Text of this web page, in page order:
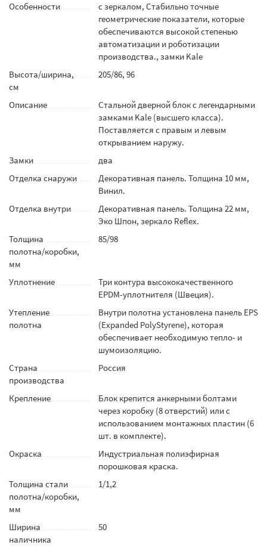
Особенности
с зеркалом, Стабильно точные
геометрические показатели, которые
обеспечиваются высокой степенью
автоматизации и роботизации
производства., замки Kale
Высота/ширина,
см
205/86, 96
Описание
Стальной дверной блок с легендарными
замками Kale (высшего класса).
Поставляется с правым и левым
открыванием наружу.
Замки
два
Отделка снаружи
Декоративная панель. Толщина 10 мм,
Винил.
Отделка внутри
Декоративная панель. Толщина 22 мм,
Эко Шпон, зеркало Reflex.
Толщина
полотна/коробки,
мм
85/98
Уплотнение
Три контура высококачественного
EPDM-уплотнителя (Швеция).
Утепление
полотна
Внутри полотна установлена панель EPS
(Expanded PolyStyrene), которая
обеспечивает необходимую тепло- и
шумоизоляцию.
Страна
производства
Россия
Крепление
Блок крепится анкерными болтами
через коробку (8 отверстий) или с
использованием монтажных пластин (6
шт. в комплекте).
Окраска
Индустриальная полиэфирная
порошковая краска.
Толщина стали
полотна/коробки,
мм
1/1,2
Ширина
наличника
50